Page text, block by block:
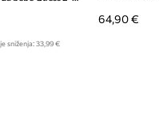
sniženja: 33,99 €
64,90 €